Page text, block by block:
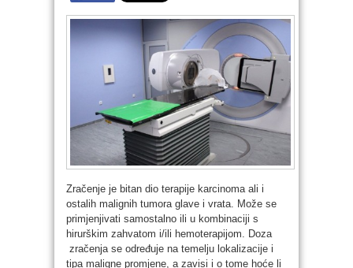
Zračenje je bitan dio terapije karcinoma ali i
ostalih malignih tumora glave i vrata. Može se
primjenjivati samostalno ili u kombinaciji s
hirurškim zahvatom i/ili hemoterapijom. Doza
zračenja se određuje na temelju lokalizacije i
tipa maligne promjene, a zavisi i o tome hoće li